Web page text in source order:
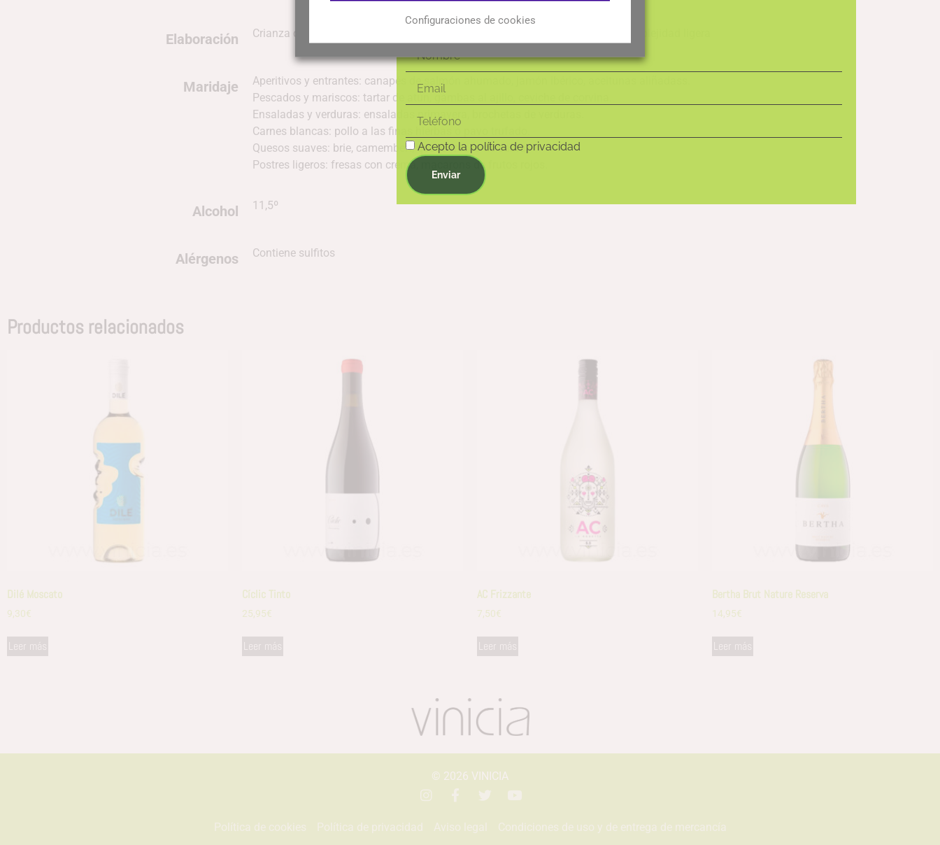
Elaboración Crianza de 9–15 meses en botella sobre lías, aportando suavidad fresca y complejidad ligera
Maridaje
Aperitivos y entrantes: canapés de salmón ahumado, jamón ibérico, aceitunas aliñadass.
Pescados y mariscos: tartar de atún, gambas al ajillo, ceviche de corvina.
Ensaladas y verduras: ensaladas primavera, brochetas de verduras.
Carnes blancas: pollo a las finas hierbas o pavo trufado.
Quesos suaves: brie, camembert, queso fresco de cabra.
Postres ligeros: fresas con crema, macarons de frutos rojos.
Alcohol 11,5º
Alérgenos Contiene sulfitos
Productos relacionados
Dilé Moscato
9,30€
Leer más
Cíclic Tinto
25,95€
Leer más
AC Frizzante
7,50€
Leer más
Bertha Brut Nature Reserva
14,95€
Leer más
© 2026 VINICIA
Política de cookies Política de privacidad Aviso legal Condiciones de uso y de entrega de mercancía
Configuraciones de cookies
Acepto la política de privacidad
Enviar